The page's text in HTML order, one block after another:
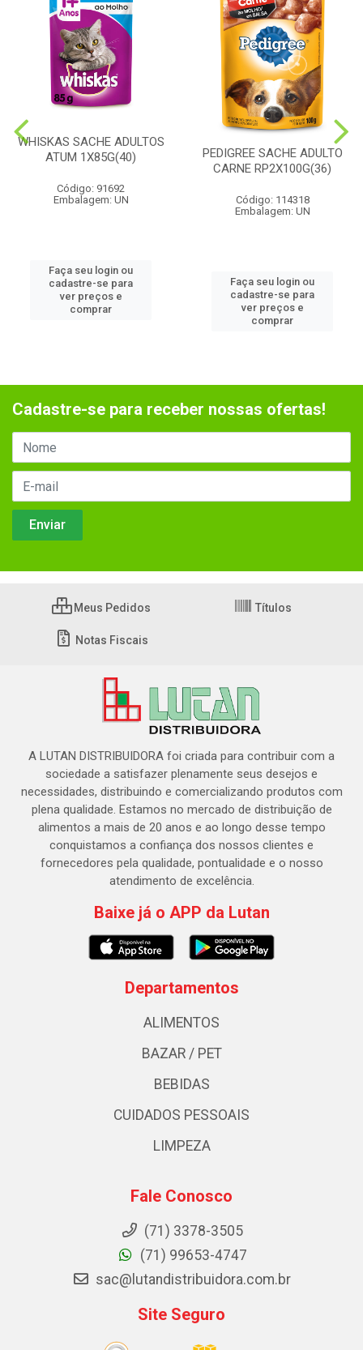
WHISKAS SACHE ADULTOS
ATUM 1X85G(40)
Código: 91692
Embalagem: UN
Faça seu login ou
cadastre-se para
ver preços e
comprar
PEDIGREE SACHE ADULTO
CARNE RP2X100G(36)
Código: 114318
Embalagem: UN
Faça seu login ou
cadastre-se para
ver preços e
comprar
Cadastre-se para receber nossas ofertas!
Meus Pedidos Títulos
Notas Fiscais
A LUTAN DISTRIBUIDORA foi criada para contribuir com a
sociedade a satisfazer plenamente seus desejos e
necessidades, distribuindo e comercializando produtos com
plena qualidade. Estamos no mercado de distribuição de
alimentos a mais de 20 anos e ao longo desse tempo
conquistamos a confiança dos nossos clientes e
fornecedores pela qualidade, pontualidade e o nosso
atendimento de excelência.
Baixe já o APP da Lutan
Departamentos
ALIMENTOS
BAZAR / PET
BEBIDAS
CUIDADOS PESSOAIS
LIMPEZA
Fale Conosco
(71) 3378-3505
(71) 99653-4747
sac@lutandistribuidora.com.br
Site Seguro